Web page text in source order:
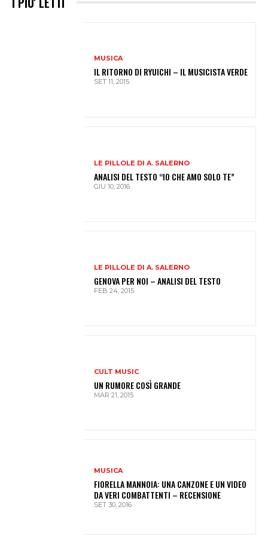
MUSICA
IL RITORNO DI RYUICHI – IL MUSICISTA VERDE
SET 11, 2015
LE PILLOLE DI A. SALERNO
ANALISI DEL TESTO “IO CHE AMO SOLO TE”
GIU 10, 2016
LE PILLOLE DI A. SALERNO
GENOVA PER NOI – ANALISI DEL TESTO
FEB 24, 2015
CULT MUSIC
UN RUMORE COSÌ GRANDE
MAR 21, 2015
MUSICA
FIORELLA MANNOIA: UNA CANZONE E UN VIDEO
DA VERI COMBATTENTI – RECENSIONE
SET 30, 2016